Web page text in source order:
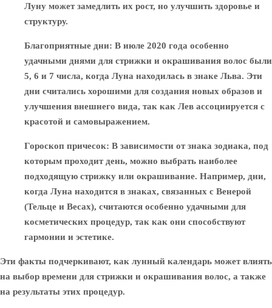
Луну может замедлить их рост, но улучшить здоровье и
структуру.
Благоприятные дни: В июле 2020 года особенно
удачными днями для стрижки и окрашивания волос были
5, 6 и 7 числа, когда Луна находилась в знаке Льва. Эти
дни считались хорошими для создания новых образов и
улучшения внешнего вида, так как Лев ассоциируется с
красотой и самовыражением.
Гороскоп причесок: В зависимости от знака зодиака, под
которым проходит день, можно выбрать наиболее
подходящую стрижку или окрашивание. Например, дни,
когда Луна находится в знаках, связанных с Венерой
(Тельце и Весах), считаются особенно удачными для
косметических процедур, так как они способствуют
гармонии и эстетике.
Эти факты подчеркивают, как лунный календарь может влиять
на выбор времени для стрижки и окрашивания волос, а также
на результаты этих процедур.